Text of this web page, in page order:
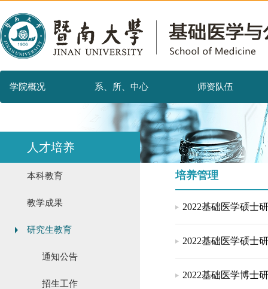
学院概况 系、所、中心 师资队伍
人才培养
本科教育
教学成果
研究生教育
通知公告
招生工作
培养管理
2022基础医学硕士
2022基础医学硕士
2022基础医学博士